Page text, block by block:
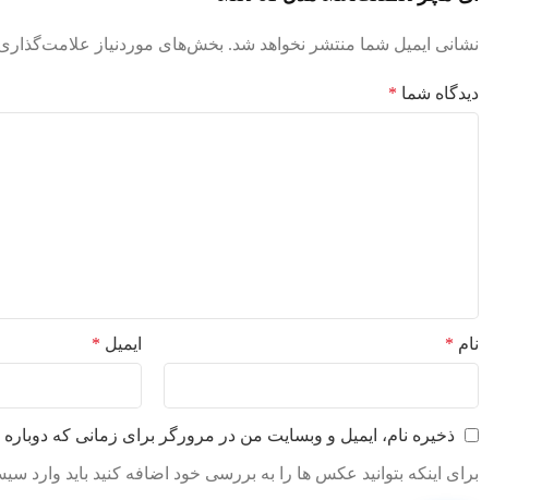
نشانی ایمیل شما منتشر نخواهد شد. بخش‌های موردنیاز
دیدگاه شما *
نام * ایمیل *
ذخیره نام، ایمیل و وبسایت من در مرورگر برای زمانی که
برای اینکه بتوانید عکس ها را به بررسی خود اضافه کنید باید وارد